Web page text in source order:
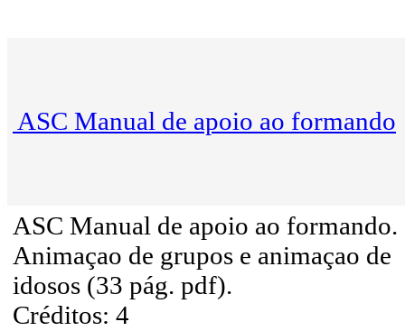
ASC Manual de apoio ao formando
ASC Manual de apoio ao formando.
Animaçao de grupos e animaçao de
idosos (33 pág. pdf).
Créditos: 4